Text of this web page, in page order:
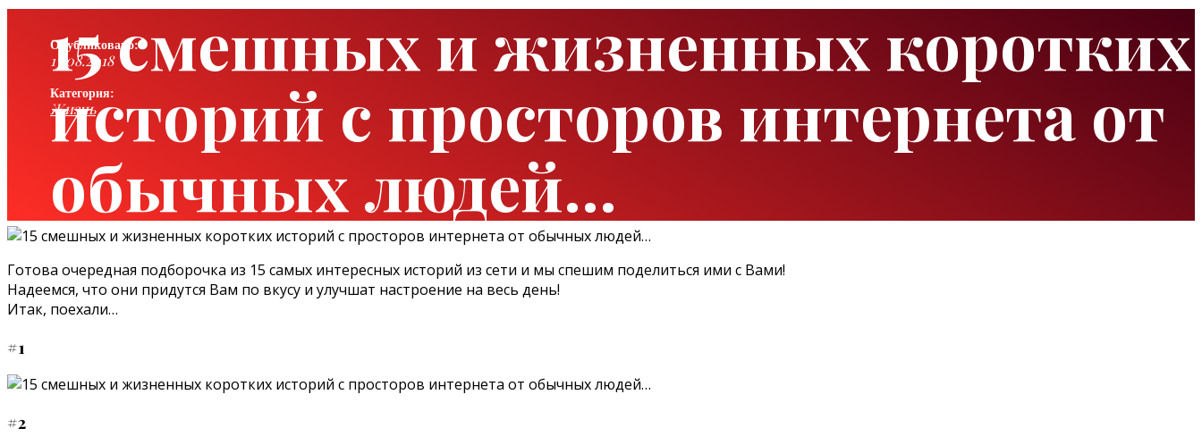
15 смешных и жизненных коротких
историй с просторов интернета от
обычных людей…
Опубликовано:
13.08.2018
Категория:
Жизнь
Готова очередная подборочка из 15 самых интересных историй из сети и мы спешим поделиться ими с Вами!
Надеемся, что они придутся Вам по вкусу и улучшат настроение на весь день!
Итак, поехали…
#1
#2